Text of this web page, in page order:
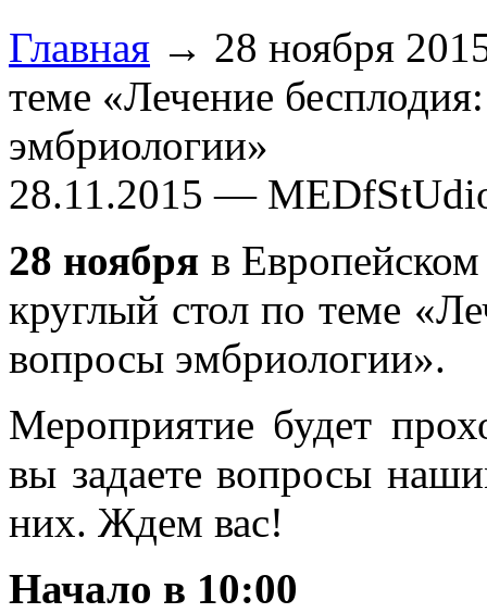
Главная → 28 ноября
теме «Лечение
эмбриологии»
28.11.2015 —
28 ноября в
круглый стол по теме
вопросы эмбриологии».
Мероприятие будет
вы задаете вопросы
них. Ждем вас!
Начало в 10:00